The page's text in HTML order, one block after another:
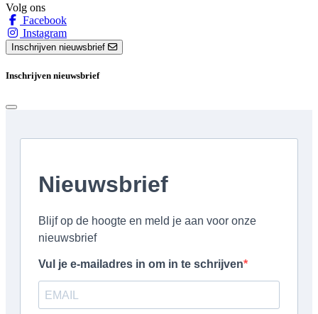
Volg ons
Facebook
Instagram
Inschrijven nieuwsbrief
Inschrijven nieuwsbrief